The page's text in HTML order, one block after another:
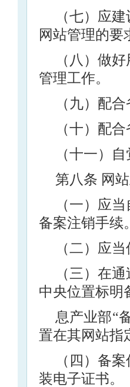
（七）应
网站管理的要
（八）做
管理工作。
（九）配
（十）配
（十一）
第八条 网
（一）应
备案注销手续。
（二）应
（三）在
中央位置标明
息产业部“
置在其网站指
（四）备
装电子证书。